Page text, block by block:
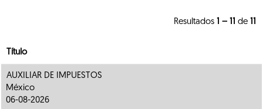
Resultados 1 – 11 de 11
Título
AUXILIAR DE IMPUESTOS
México
06-08-2026